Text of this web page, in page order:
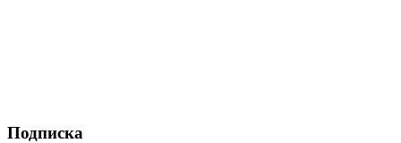
Подписка